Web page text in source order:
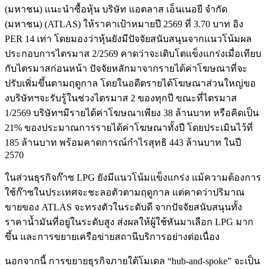
(มหาชน) แนะนำซื้อหุ้น บริษัท แอตลาส เอ็นเนอยี จำกัด
(มหาชน) (ATLAS) ให้ราคาเป้าหมายปี 2569 ที่ 3.70 บาท อิง
PER 14 เท่า โดยมองว่าหุ้นยังมีปัจจัยสนับสนุนจากแนวโน้มผล
ประกอบการไตรมาส 2/2569 คาดว่าจะเติบโตแข็งแกร่งเมื่อเทียบ
กับไตรมาสก่อนหน้า ปัจจัยหลักมาจากรายได้ค่าโฆษณาที่จะ
ปรับเพิ่มขึ้นตามฤดูกาล โดยในอดีตรายได้โฆษณาส่วนใหญ่ขอ
งบริษัทฯจะรับรู้ในช่วงไตรมาส 2 ของทุกปี ขณะที่ไตรมาส
1/2569 บริษัทฯมีรายได้ค่าโฆษณาเพียง 38 ล้านบาท หรือคิดเป็น
21% ของประมาณการรายได้ค่าโฆษณาทั้งปี โดยประเมินไว้ที่
185 ล้านบาท พร้อมคาดการณ์กำไรสุทธิ 443 ล้านบาท ในปี
2570
ในส่วนธุรกิจก๊าซ LPG ยังมีแนวโน้มแข็งแกร่ง แม้ความต้องการ
ใช้ก๊าซในประเทศจะชะลอตัวตามฤดูกาล แต่คาดว่าปริมาณ
ขายของ ATLAS จะทรงตัวในระดับดี จากปัจจัยสนับสนุนทั้ง
ราคาน้ำมันที่อยู่ในระดับสูง ส่งผลให้ผู้ใช้หันมาเลือก LPG มาก
ขึ้น และการขยายเครือข่ายสถานีบริการอย่างต่อเนื่อง
นอกจากนี้ การขยายธุรกิจภายใต้โมเดล “hub-and-spoke” จะเป็น